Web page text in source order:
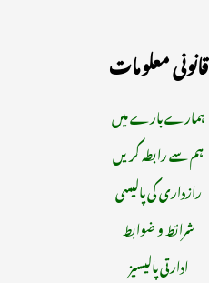
قانونی معلومات
ہمارے بارے میں
ہم سے رابطہ کریں
رازداری کی پالیسی
شرائط و ضوابط
ادارتی پالیسیز